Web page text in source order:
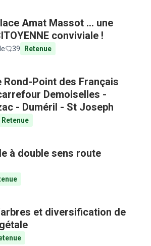
Amat Massot ... une
conviviale !
39 Retenue
Rond-Point des Français
Demoiselles -
- Duméril - St Joseph
Retenue
à double sens route
et diversification de